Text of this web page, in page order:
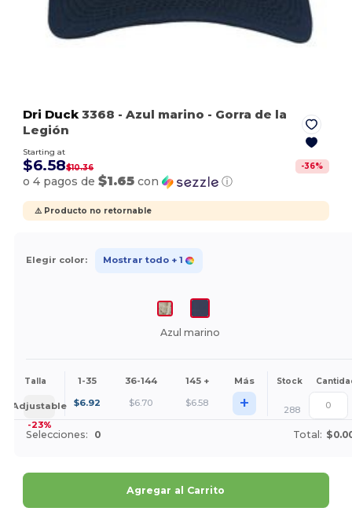
Dri Duck 3368 - Azul marino - Gorra de la
Legión
Starting at
$6.58$10.36 -36%
o 4 pagos de$1.65 con ⓘ
⚠️ Producto no retornable
Elegir color: Mostrar todo + 1
Azul marino
Talla 1-35 36-144 145 + Más Stock
Adjustable
-23%
$6.92 $6.70 $6.58 + 288
Selecciones: 0 Total:
Agregar al Carrito